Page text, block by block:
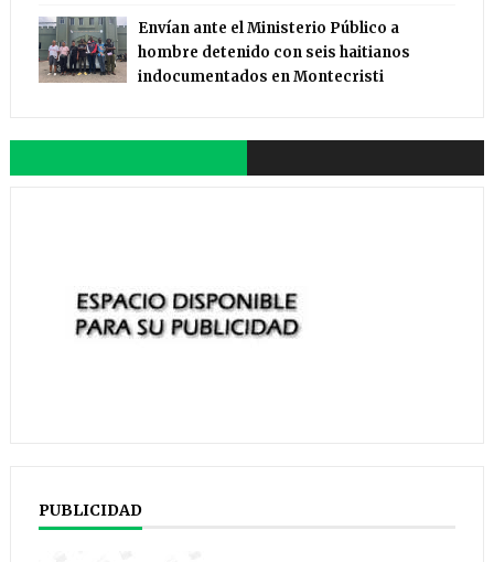
Envían ante el Ministerio Público a
hombre detenido con seis haitianos
indocumentados en Montecristi
PUBLICIDAD